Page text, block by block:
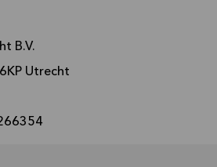
B.V.
Utrecht